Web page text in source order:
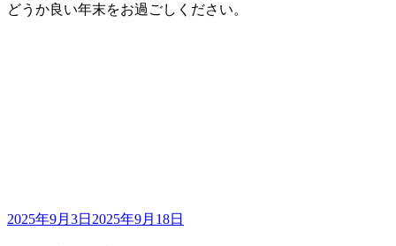
どうか良い年末をお過ごしください。
投
2025年9月3日 2025年9月18日